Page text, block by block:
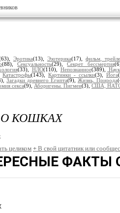
Эротика(13),Эзотерика(17),фильм,
(88),Сексуальность(29),Секрет бессмертия
(33), НЛО(110), Непознанное(389),
Катастрофы(143), Картинки - ссылки(3), Йога
Загадки древнего Египта(9), Жизнь, Природа
секса(9), Аборигены. Пигмеи(3), США,
КОШКАХ
целиком+ В свой цитатник или
ФАКТЫ